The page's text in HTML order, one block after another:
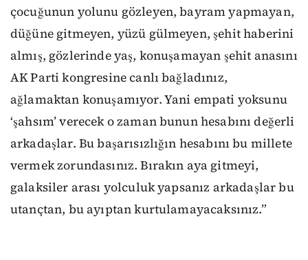
çocuğunun yolunu gözleyen, bayram yapmayan,
düğüne gitmeyen, yüzü gülmeyen, şehit haberini
almış, gözlerinde yaş, konuşamayan şehit anasını
AK Parti kongresine canlı bağladınız,
ağlamaktan konuşamıyor. Yani empati yoksunu
‘şahsım’ verecek o zaman bunun hesabını değerli
arkadaşlar. Bu başarısızlığın hesabını bu millete
vermek zorundasınız. Bırakın aya gitmeyi,
galaksiler arası yolculuk yapsanız arkadaşlar bu
utançtan, bu ayıptan kurtulamayacaksınız.”